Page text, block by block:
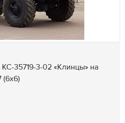
35719-3-02 «Клинцы» на
(6х6)